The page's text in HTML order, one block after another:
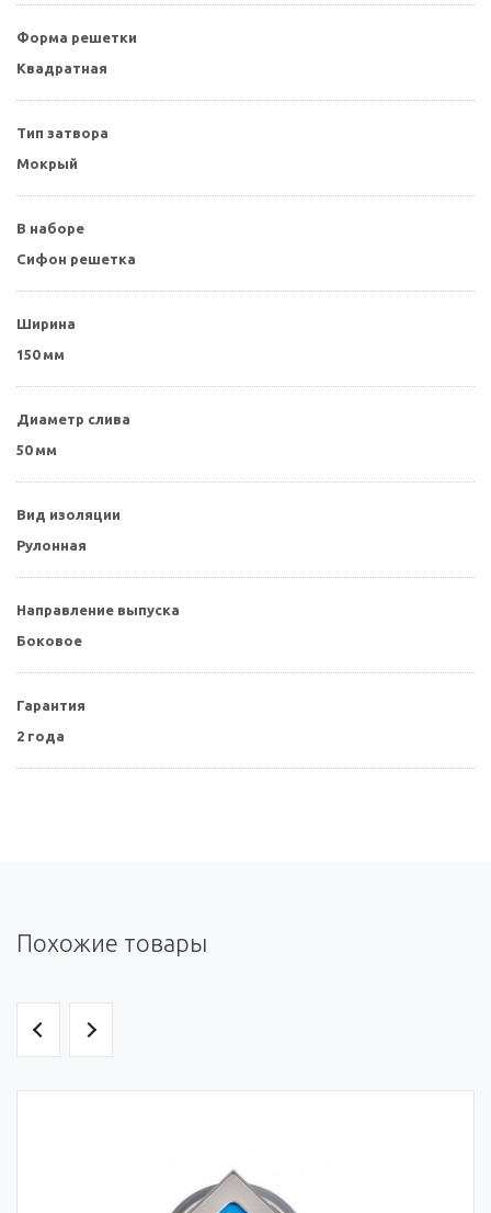
Форма решетки
Квадратная
Тип затвора
Мокрый
В наборе
Сифон решетка
Ширина
150 мм
Диаметр слива
50 мм
Вид изоляции
Рулонная
Направление выпуска
Боковое
Гарантия
2 года
Похожие товары